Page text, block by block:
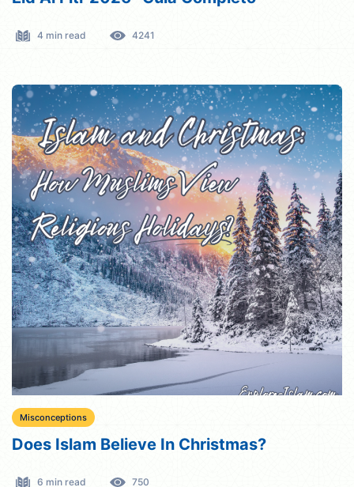
4 min read 4241
Misconceptions
Does Islam Believe In Christmas?
6 min read 750